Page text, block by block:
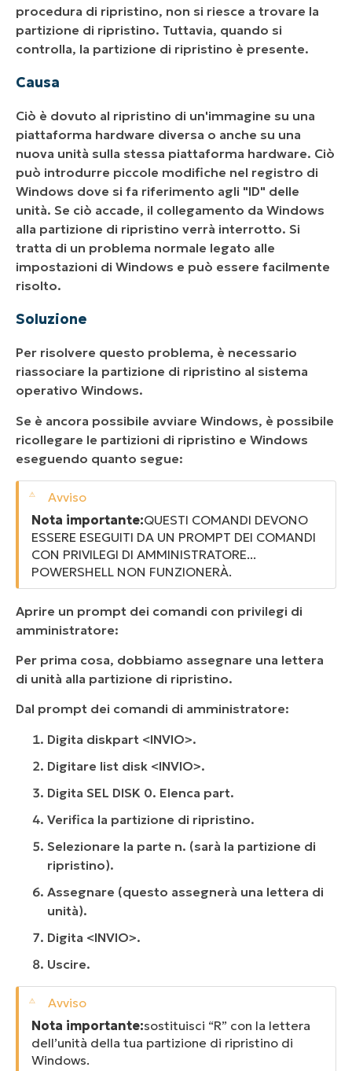
procedura di ripristino, non si riesce a trovare la
partizione di ripristino. Tuttavia, quando si
controlla, la partizione di ripristino è presente.
Causa
Ciò è dovuto al ripristino di un'immagine su una
piattaforma hardware diversa o anche su una
nuova unità sulla stessa piattaforma hardware. Ciò
può introdurre piccole modifiche nel registro di
Windows dove si fa riferimento agli "ID" delle
unità. Se ciò accade, il collegamento da Windows
alla partizione di ripristino verrà interrotto. Si
tratta di un problema normale legato alle
impostazioni di Windows e può essere facilmente
risolto.
Soluzione
Per risolvere questo problema, è necessario
riassociare la partizione di ripristino al sistema
operativo Windows.
Se è ancora possibile avviare Windows, è possibile
ricollegare le partizioni di ripristino e Windows
eseguendo quanto segue:
Nota importante:QUESTI COMANDI DEVONO
ESSERE ESEGUITI DA UN PROMPT DEI COMANDI
CON PRIVILEGI DI AMMINISTRATORE...
POWERSHELL NON FUNZIONERÀ.
Aprire un prompt dei comandi con privilegi di
amministratore:
Per prima cosa, dobbiamo assegnare una lettera
di unità alla partizione di ripristino.
Dal prompt dei comandi di amministratore:
Digita diskpart <INVIO>.
Digitare list disk <INVIO>.
Digita SEL DISK 0. Elenca part.
Verifica la partizione di ripristino.
Selezionare la parte n. (sarà la partizione di
ripristino).
Assegnare (questo assegnerà una lettera di
unità).
Digita <INVIO>.
Uscire.
Nota importante:sostituisci “R” con la lettera
dell’unità della tua partizione di ripristino di
Windows.